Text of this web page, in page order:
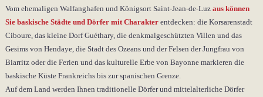
Vom ehemaligen Walfanghafen und Königsort Saint-Jean-de-Luz aus können
Sie baskische Städte und Dörfer mit Charakterentdecken: die Korsarenstadt
Ciboure, das kleine Dorf Guéthary, die denkmalgeschützten Villen und das
Gesims von Hendaye, die Stadt des Ozeans und der Felsen der Jungfrau von
Biarritz oder die Ferien und das kulturelle Erbe von Bayonne markieren die
baskische Küste Frankreichs bis zur spanischen Grenze.
Auf dem Land werden Ihnen traditionelle Dörfer und mittelalterliche Dörfer